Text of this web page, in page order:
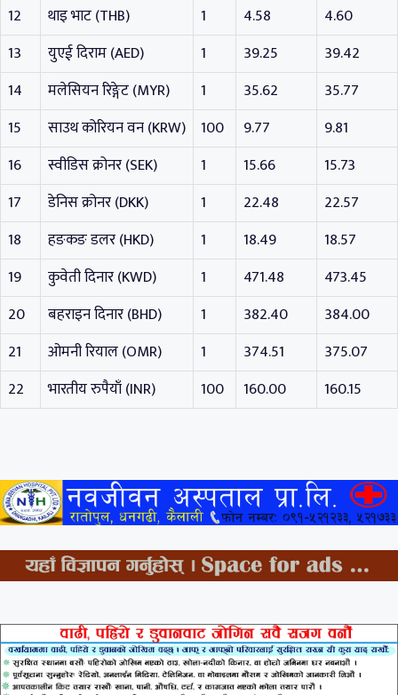
12
थाइ भाट (THB) 1 4.58
4.60
13
युएई दिराम (AED) 1 39.25
39.42
14
मलेसियन रिङ्गेट (MYR) 1 35.62
35.77
15
साउथ कोरियन वन (KRW) 100 9.77
9.81
16
स्वीडिस क्रोनर (SEK) 1 15.66
15.73
17
डेनिस क्रोनर (DKK) 1 22.48
22.57
18
हङकङ डलर (HKD) 1 18.49
18.57
19
कुवेती दिनार (KWD) 1 471.48
473.45
20
बहराइन दिनार (BHD) 1 382.40
384.00
21
ओमनी रियाल (OMR) 1 374.51
375.07
22
भारतीय रुपैयाँ (INR) 100 160.00 160.15